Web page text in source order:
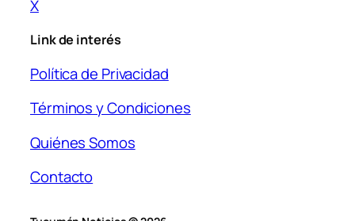
X
Link de interés
Política de Privacidad
Términos y Condiciones
Quiénes Somos
Contacto